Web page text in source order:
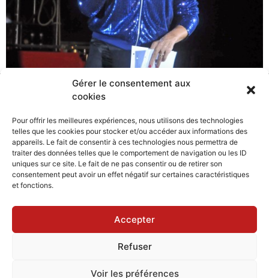
Gérer le consentement aux
cookies
Pour offrir les meilleures expériences, nous utilisons des technologies
telles que les cookies pour stocker et/ou accéder aux informations des
appareils. Le fait de consentir à ces technologies nous permettra de
traiter des données telles que le comportement de navigation ou les ID
uniques sur ce site. Le fait de ne pas consentir ou de retirer son
consentement peut avoir un effet négatif sur certaines caractéristiques
et fonctions.
Accepter
Refuser
Voir les préférences